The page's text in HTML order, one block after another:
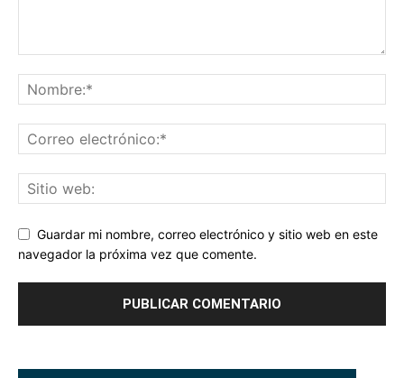
Guardar mi nombre, correo electrónico y sitio web en este
navegador la próxima vez que comente.